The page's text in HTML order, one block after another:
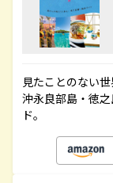
見たことのない
沖永良部島・徳
ド。